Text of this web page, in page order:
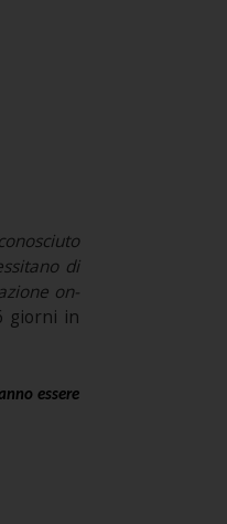
di
on-
giorni in
essere